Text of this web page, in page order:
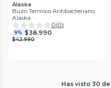
Alaska
Buzo Termico Antibacteriano
Alaska
0(0)
9% $38.990
$42.990
Has visto 30 de